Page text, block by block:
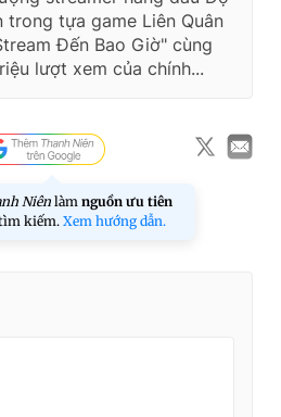
tựa game Liên Quân
Đến Bao Giờ" cùng
lượt xem của chính...
Niên làm nguồn ưu tiên
kiếm. Xem hướng dẫn.